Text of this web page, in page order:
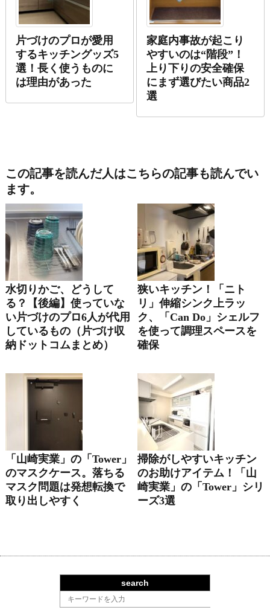
片づけのプロが愛用
するキッチングッズ5
選！長く使うものに
は理由があった
家庭内事故が起こり
やすいのは“階段”！
上り下りの安全確保
にまず選びたい商品2
選
この記事を読んだ人はこちらの記事も読んでい
ます。
水切りかご、どうして
る？【後編】使っていな
い片づけのプロ6人が代用
しているもの（片づけ収
納ドットコムまとめ）
狭いキッチン！「ニト
リ」伸縮シンク上ラッ
ク、「Can Do」シェルフ
を使って調理スペースを
確保
「山崎実業」の「tower」
のマスクケース。落ちる
マスク問題は発想転換で
取り出しやすく
掃除がしやすいキッチン
のお助けアイテム！「山
崎実業」の「tower」シリ
ーズ3選
search